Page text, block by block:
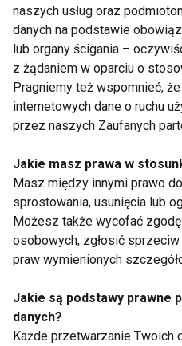
Wellness
Dlaczego po obiedzie
chce ci się spać?
Dietetyk wyjaśnia 7
najczęstszych
przyczyn
naszych usług oraz
danych na podstawie
lub organy ścigania –
z żądaniem w oparciu o
Pragniemy też wspomnieć,
internetowych dane o ruchu
przez naszych Zaufanych
Jakie masz prawa w
Masz między innymi prawo
sprostowania, usunięcia lub
Możesz także wycofać
osobowych, zgłosić
praw wymienionych
Jakie są podstawy prawne
danych?
Każde przetwarzanie Twoich